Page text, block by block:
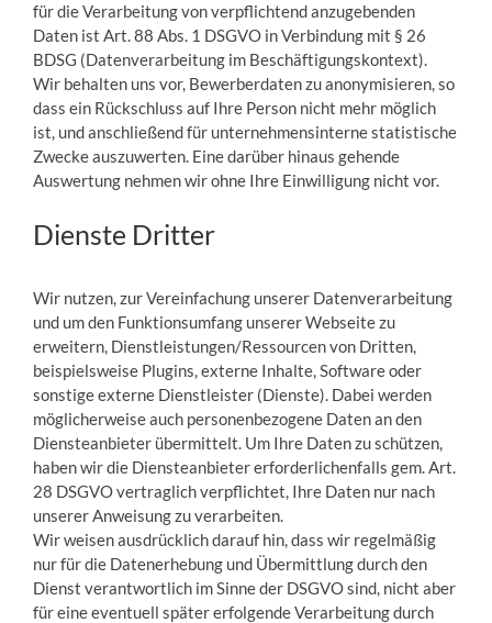
für die Verarbeitung von verpflichtend anzugebenden
Daten ist Art. 88 Abs. 1 DSGVO in Verbindung mit § 26
BDSG (Datenverarbeitung im Beschäftigungskontext).
Wir behalten uns vor, Bewerberdaten zu anonymisieren, so
dass ein Rückschluss auf Ihre Person nicht mehr möglich
ist, und anschließend für unternehmensinterne statistische
Zwecke auszuwerten. Eine darüber hinaus gehende
Auswertung nehmen wir ohne Ihre Einwilligung nicht vor.
Dienste Dritter
Wir nutzen, zur Vereinfachung unserer Datenverarbeitung
und um den Funktionsumfang unserer Webseite zu
erweitern, Dienstleistungen/Ressourcen von Dritten,
beispielsweise Plugins, externe Inhalte, Software oder
sonstige externe Dienstleister (Dienste). Dabei werden
möglicherweise auch personenbezogene Daten an den
Diensteanbieter übermittelt. Um Ihre Daten zu schützen,
haben wir die Diensteanbieter erforderlichenfalls gem. Art.
28 DSGVO vertraglich verpflichtet, Ihre Daten nur nach
unserer Anweisung zu verarbeiten.
Wir weisen ausdrücklich darauf hin, dass wir regelmäßig
nur für die Datenerhebung und Übermittlung durch den
Dienst verantwortlich im Sinne der DSGVO sind, nicht aber
für eine eventuell später erfolgende Verarbeitung durch